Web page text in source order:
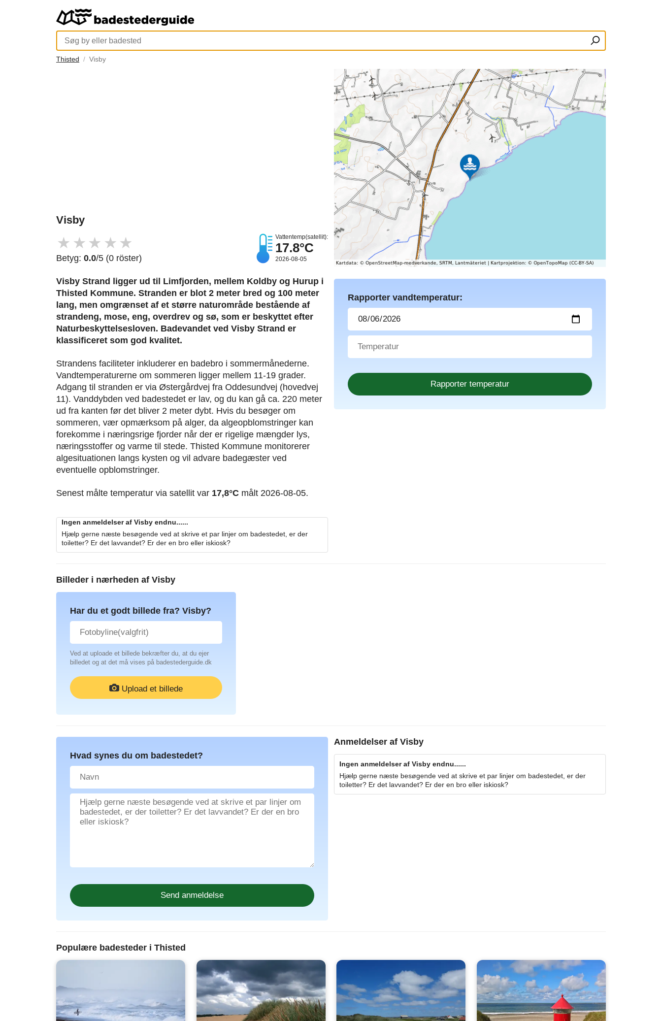
Thisted Visby
Visby
★ ★ ★ ★ ★
Betyg: 0.0/5 (0 röster)
Vattentemp(satellit):
17.8°C
2026-08-05
Visby Strand ligger ud til Limfjorden, mellem Koldby og Hurup i
Thisted Kommune. Stranden er blot 2 meter bred og 100 meter
lang, men omgrænset af et større naturområde bestående af
strandeng, mose, eng, overdrev og sø, som er beskyttet efter
Naturbeskyttelsesloven. Badevandet ved Visby Strand er
klassificeret som god kvalitet.
Strandens faciliteter inkluderer en badebro i sommermånederne.
Vandtemperaturerne om sommeren ligger mellem 11-19 grader.
Adgang til stranden er via Østergårdvej fra Oddesundvej (hovedvej
11). Vanddybden ved badestedet er lav, og du kan gå ca. 220 meter
ud fra kanten før det bliver 2 meter dybt. Hvis du besøger om
sommeren, vær opmærksom på alger, da algeopblomstringer kan
forekomme i næringsrige fjorder når der er rigelige mængder lys,
næringsstoffer og varme til stede. Thisted Kommune monitorerer
algesituationen langs kysten og vil advare badegæster ved
eventuelle opblomstringer.
Senest målte temperatur via satellit var 17,8°C målt 2026-08-05.
Ingen anmeldelser af Visby endnu......
Hjælp gerne næste besøgende ved at skrive et par linjer om badestedet, er der
toiletter? Er det lavvandet? Er der en bro eller iskiosk?
Rapporter vandtemperatur:
Billeder i nærheden af Visby
Har du et godt billede fra? Visby?
Ved at uploade et billede bekræfter du, at du ejer
billedet og at det må vises på badestederguide.dk
Upload et billede
Anmeldelser af Visby
Ingen anmeldelser af Visby endnu......
Hjælp gerne næste besøgende ved at skrive et par linjer om badestedet, er der
toiletter? Er det lavvandet? Er der en bro eller iskiosk?
Hvad synes du om badestedet?
Populære badesteder i Thisted